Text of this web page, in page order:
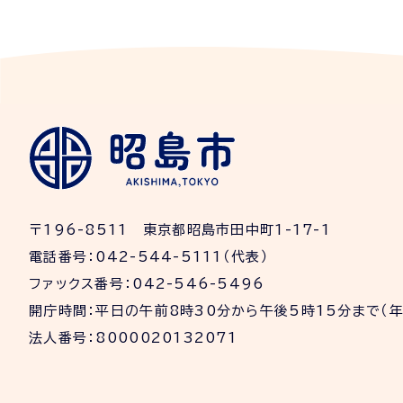
〒196-8511 東京都昭島市田中町1-17-1
電話番号：042-544-5111（代表）
ファックス番号：042-546-5496
開庁時間：平日の午前8時30分から午後5時15分まで（年
法人番号：8000020132071